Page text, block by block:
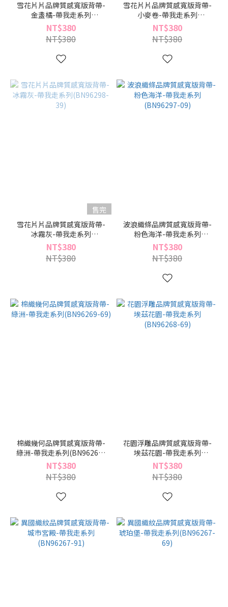
雪花片片品牌質感寬版背帶-
金盞橘-帶我走系列
(BN96298-19)
NT$380
NT$380
雪花片片品牌質感寬版背帶-
小麥卷-帶我走系列
(BN96298-69)
NT$380
NT$380
售完
雪花片片品牌質感寬版背帶-
冰霧灰-帶我走系列
(BN96298-39)
NT$380
NT$380
波浪織條品牌質感寬版背帶-
粉色海洋-帶我走系列
(BN96297-09)
NT$380
NT$380
棉織幾何品牌質感寬版背帶-
綠洲-帶我走系列(BN96269-
69)
NT$380
NT$380
花園浮雕品牌質感寬版背帶-
埃茲花園-帶我走系列
(BN96268-69)
NT$380
NT$380